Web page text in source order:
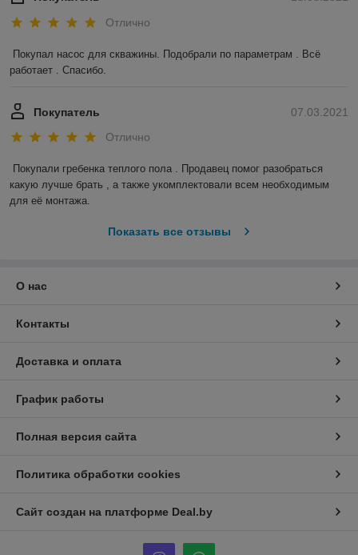
Отлично
Покупал насос для скважины. Подобрали по параметрам . Всё
работает . Спасибо.
07.03.2021
Покупатель
Отлично
Покупали гребенка теплого пола . Продавец помог разобраться
какую лучше брать , а также укомплектовали всем необходимым
для её монтажа.
Показать все отзывы
О нас
Контакты
Доставка и оплата
График работы
Полная версия сайта
Политика обработки cookies
Сайт создан на платформе Deal.by